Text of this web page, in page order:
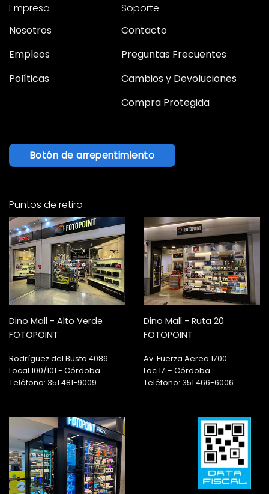
Empresa
Nosotros
Empleos
Políticas
Soporte
Contacto
Preguntas Frecuentes
Cambios y Devoluciones
Compra Protegida
Botón de arrepentimiento
Puntos de retiro
Dino Mall - Alto Verde
FOTOPOINT
Rodríguez del Busto 4086
Local 100/101 - Córdoba
Teléfono: 351 481-9009
Dino Mall - Ruta 20
FOTOPOINT
Av. Fuerza Aerea 1700
Loc 17 – Córdoba.
Teléfono: 351 466-6006